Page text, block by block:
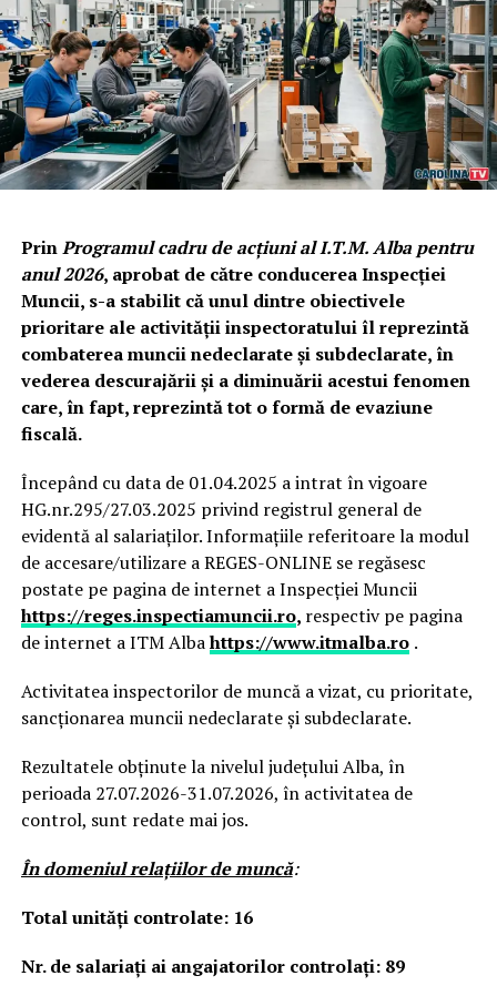
PrinProgramul cadru de acțiuni al I.T.M. Alba pentru
anul 2026, aprobat de către conducerea Inspecției
Muncii, s-a stabilit că unul dintre obiectivele
prioritare ale activității inspectoratului îl reprezintă
combaterea muncii nedeclarate și subdeclarate, în
vederea descurajării și a diminuării acestui fenomen
care, în fapt, reprezintă tot o formă de evaziune
fiscală.
Începând cu data de 01.04.2025 a intrat în vigoare
HG.nr.295/27.03.2025 privind registrul general de
evidentă al salariaților. Informațiile referitoare la modul
de accesare/utilizare a REGES-ONLINE se regăsesc
postate pe pagina de internet a Inspecției Muncii
https://reges.inspectiamuncii.ro, respectiv pe pagina
de internet a ITM Albahttps://www.itmalba.ro .
Activitatea inspectorilor de muncă a vizat, cu prioritate,
sancționarea muncii nedeclarate și subdeclarate.
Rezultatele obținute la nivelul județului Alba, în
perioada 27.07.2026-31.07.2026, în activitatea de
control, sunt redate mai jos.
În domeniul relaţiilor de muncă:
Total unităţi controlate: 16
Nr. de salariați ai angajatorilor controlați: 89